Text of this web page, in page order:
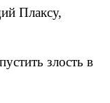
Плаксу,
злость в